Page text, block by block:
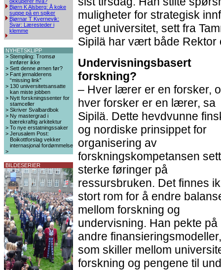
Bjørn K Alsberg: Å koke
suppe på en spiker
Bjørnar T Kvernevik:
Svar: Læresteder i
klemme
NYHETSKLIPP
> Stempling: Tromsø
innfører ikke
> Sett denne ørnen før?
> Fant jernalderens
“missing link”
> 130 universitetsansatte
kan miste jobben
> Nytt forskningssenter for
stamceller
> Skriver Svalbardbok
> Ny mastergrad i
bærekraftig arkitektur
> To nye erstatningssaker
> Jerusalem Post:
Boikottforslag vekker
internasjonal fordømmelse
>
BILDESERIER
muligheter for strategisk
eget universitet, sett fra
Sipilä har vært både Rektor
Undervisningsbasert
forskning?
– Hver lærer er en forsker,
hver forsker er en lærer, sa
Sipilä. Dette hevdvunne
og nordiske prinsippet for
organisering av
forskningskompetansen
sterke føringer på
ressursbruken. Det finnes
stort rom for å endre
mellom forskning og
undervisning. Han pekte på
andre
som skiller mellom
forskning og pengene til